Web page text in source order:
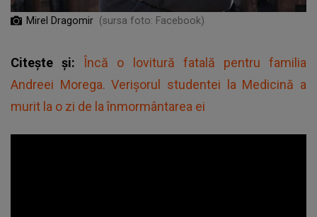
Mirel Dragomir (sursa foto: Facebook)
Citește și:Încă o lovitură fatală pentru familia
Andreei Morega. Verișorul studentei la Medicină a
murit la o zi de la înmormântarea ei